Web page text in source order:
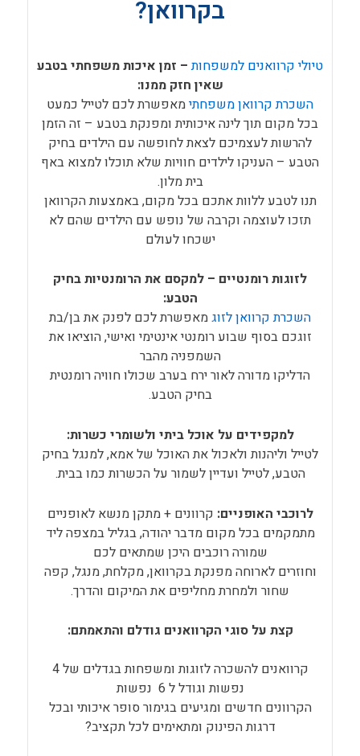
בקרוואן?
טיולי קרוואנים למשפחות– זמן איכות משפחתי בטבע
שאין חזק ממנו:
השכרת קרוואן משפחתימאפשרת לכם לטייל כמעט
בכל מקום תוך לינה איכותית ומפנקת בטבע – זה הזמן
להרשות לעצמיכם לצאת לחופשה עם הילדים בחיק
הטבע – העניקו לילדים חוויות שלא תוכלו למצוא באף
בית מלון.
תנו לטבע ללוות אתכם בכל מקום, באמצעות הקרוואן
תזכו לעוצמה וקרבה של נופש עם הילדים שהם לא
ישכחו לעולם
לזוגות רומנטיים – למקסם את הרומנטיות בחיק
הטבע:
השכרת קרוואן לזוגמאפשרת לכם לפנק את בן/בת
זוגכם בסוף שבוע רומנטי אינטימי ואישי, הוציאו את
השמפניה מהבר
הדליקו מדורה לאור ירח בערב שכולו חוויה רומנטית
בחיק הטבע.
למקפידים על אוכל ביתי ולשומרי כשרות:
לטייל וליהנות ולאכול את האוכל של אמא, למנגל בחיק
הטבע, לטייל ועדיין לשמור על הכשרות כמו בבית.
לרוכבי האופניים: קרוונים + מתקן מנשא לאופניים
מתמקמים בכל מקום מדבר יהודה, בגליל במצפה ליד
שמורה רוכבים היכן שמתאים לכם
וחוזרים לארוחה מפנקת בקרוואן, מקלחת, מנגל, קפה
שחור ולמחרת מחליפים את המיקום והדרך.
קצת על סוגי הקרוואנים גודלם והתאמתם:
קרוואנים להשכרה לזוגות ומשפחות בגדלים של 4
נפשות וגודל ל 6 נפשות
הקרוונים חדשים ומגיעים בגימור סופר איכותי ובכל
דרגות הפינוק ומתאימים לכל תקציב?